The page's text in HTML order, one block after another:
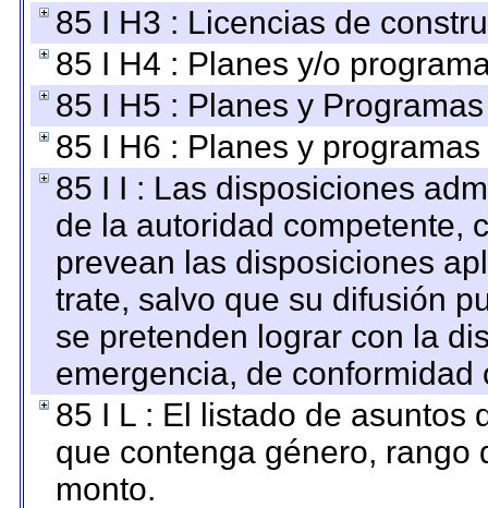
85 I H3 : Licencias de
85 I H4 : Planes y/o
85 I H5 : Planes y
85 I H6 : Planes y
85 I I : Las disposiciones
de la autoridad competente,
prevean las disposiciones
trate, salvo que su difusión
se pretenden lograr con la
emergencia, de
85 I L : El listado de asuntos
que contenga género, rango
monto.